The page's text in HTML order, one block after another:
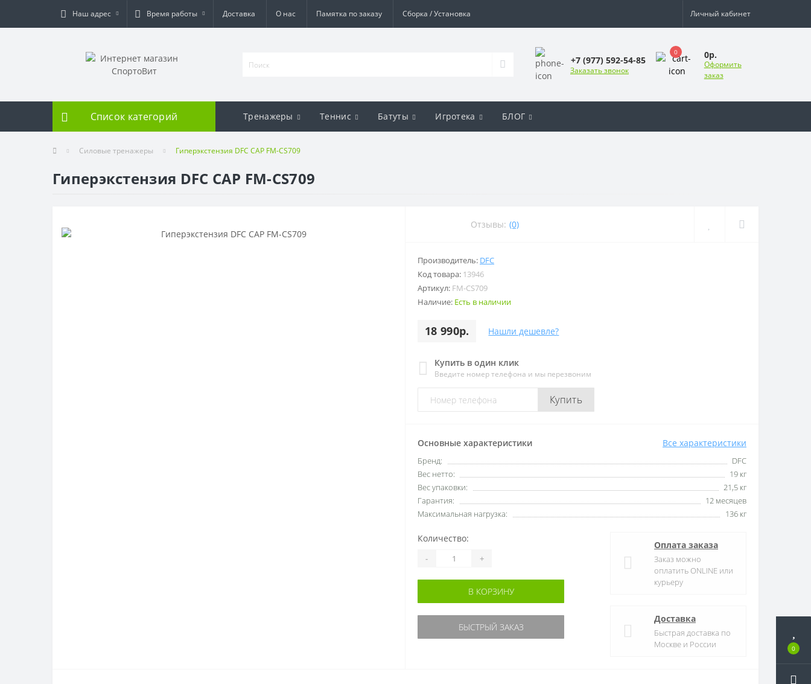
0
Наш адрес Время работы Доставка О нас Памятка по заказу Сборка / Установка Личный кабинет
+7 (977) 592-54-85
Заказать звонок
0 0р.
Оформить
заказ
Список категорий Тренажеры Теннис Батуты Игротека БЛОГ
Силовые тренажеры Гиперэкстензия DFC CAP FM-CS709
Гиперэкстензия DFC CAP FM-CS709
Отзывы: (0)
Производитель: DFC
Код товара: 13946
Артикул: FM-CS709
Наличие: Есть в наличии
18 990р. Нашли дешевле?
Купить в один клик
Введите номер телефона и мы перезвоним
Купить
Основные характеристики Все характеристики
Бренд:
DFC
Вес нетто:
19 кг
Вес упаковки:
21,5 кг
Гарантия:
12 месяцев
Максимальная нагрузка:
136 кг
Количество:
- +
В КОРЗИНУ
БЫСТРЫЙ ЗАКАЗ
Оплата заказа
Заказ можно
оплатить ONLINE или
курьеру
Доставка
Быстрая доставка по
Москве и России